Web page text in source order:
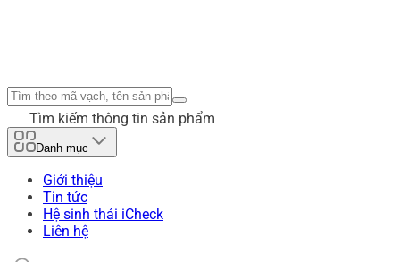
Tìm kiếm thông tin sản phẩm
Danh mục
Giới thiệu
Tin tức
Hệ sinh thái iCheck
Liên hệ